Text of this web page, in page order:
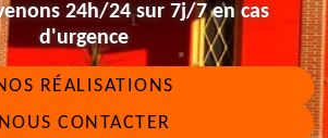
24h/24 sur 7j/7 en cas
d'urgence
RÉALISATIONS
NOUS CONTACTER